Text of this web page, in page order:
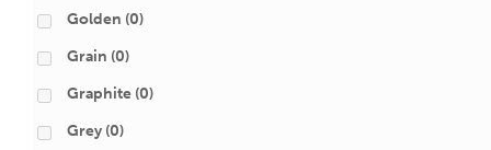
Golden (0)
Grain (0)
Graphite (0)
Grey (0)